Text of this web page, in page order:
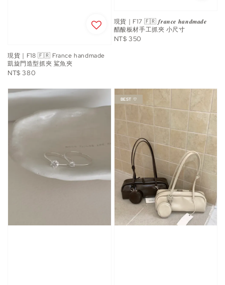
現貨｜F18 🇫🇷 France handmade
凱旋門造型抓夾 鯊魚夾
Regular
NT$ 380
現貨｜F17 🇫🇷 𝒇𝒓𝒂𝒏𝒄𝒆 𝒉𝒂𝒏𝒅𝒎𝒂𝒅𝒆
醋酸板材手工抓夾 小尺寸
Regular
NT$ 350
BEST ♡